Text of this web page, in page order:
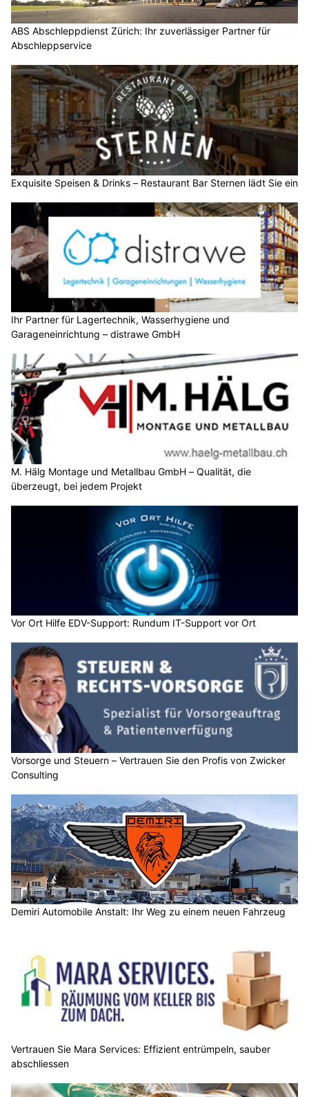
ABS Abschleppdienst Zürich: Ihr zuverlässiger Partner für
Abschleppservice
Exquisite Speisen & Drinks – Restaurant Bar Sternen lädt Sie ein
Ihr Partner für Lagertechnik, Wasserhygiene und
Garageneinrichtung – distrawe GmbH
M. Hälg Montage und Metallbau GmbH – Qualität, die
überzeugt, bei jedem Projekt
Vor Ort Hilfe EDV-Support: Rundum IT-Support vor Ort
Vorsorge und Steuern – Vertrauen Sie den Profis von Zwicker
Consulting
Demiri Automobile Anstalt: Ihr Weg zu einem neuen Fahrzeug
Vertrauen Sie Mara Services: Effizient entrümpeln, sauber
abschliessen